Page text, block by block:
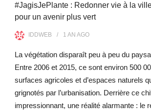
#JagisJePlante : Redonner vie à la
pour un avenir plus vert
IDDWEB 1 AN AGO
La végétation disparaît peu à peu du
Entre 2006 et 2015, ce sont environ 500
surfaces agricoles et d’espaces naturels
grignotés par l’urbanisation. Derrière ce
impressionnant, une réalité alarmante : le